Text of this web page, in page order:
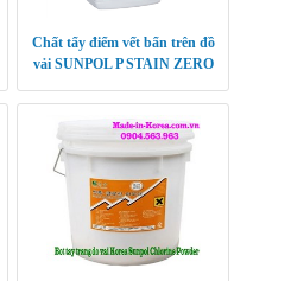
Chất tẩy điểm vết bẩn trên đồ
vải SUNPOL P STAIN ZERO